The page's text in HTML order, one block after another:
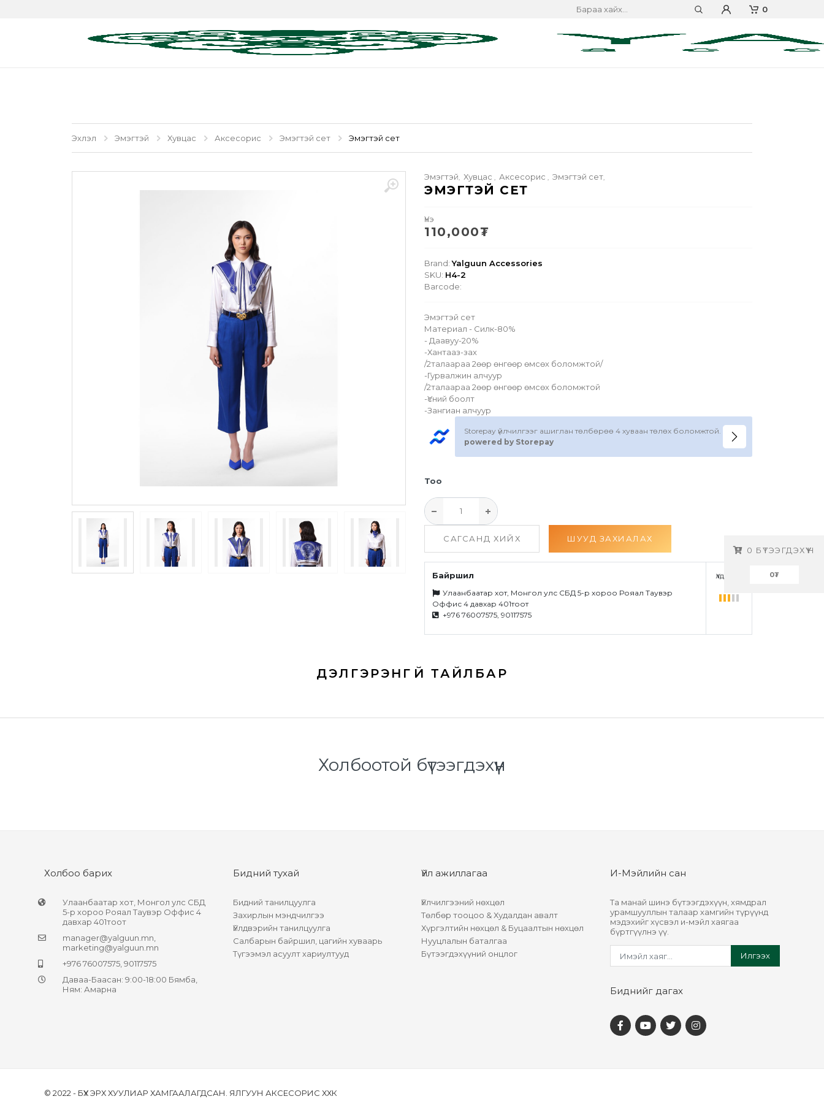
0
Эхлэл Эмэгтэй Хувцас Аксесорис Эмэгтэй сет Эмэгтэй сет
Эмэгтэй, Хувцас , Аксесорис , Эмэгтэй сет,
ЭМЭГТЭЙ СЕТ
Үнэ
110,000₮
Brand: Yalguun Accessories
SKU: H4-2
Barcode:
Эмэгтэй сет
Материал - Силк-80%
- Даавуу-20%
-Хантааз-зах
/2талаараа 2өөр өнгөөр өмсөх боломжтой/
-Гурвалжин алчуур
/2талаараа 2өөр өнгөөр өмсөх боломжтой
-Үсний боолт
-Зангиан алчуур
Storepay үйлчилгээг ашиглан төлбөрөө 4 хуваан төлөх боломжтой.
powered by Storepay
Тоо
САГСАНД ХИЙХ ШУУД ЗАХИАЛАХ
Байршил
Улаанбаатар хот, Монгол улс СБД 5-р хороо Рояал Таувэр
Оффис 4 давхар 401тоот
+976 76007575, 90117575
Үлдэгдэл
Холбоотой бүтээгдэхүүн
Холбоо барих
Улаанбаатар хот, Монгол улс СБД
5-р хороо Рояал Таувэр Оффис 4
давхар 401тоот
manager@yalguun.mn
marketing@yalguun.mn
+976 76007575, 90117575
Даваа-Баасан: 9:00-18:00 Бямба,
Ням: Амарна
Бидний тухай
Бидний танилцуулга
Захирлын мэндчилгээ
Үйлдвэрийн танилцуулга
Салбарын байршил, цагийн хуваарь
Түгээмэл асуулт хариултууд
Үйл ажиллагаа
Үйлчилгээний нөхцөл
Төлбөр тооцоо & Худалдан авалт
Хүргэлтийн нөхцөл & Буцаалтын нөхцөл
Нууцлалын баталгаа
Бүтээгдэхүүний онцлог
И-Мэйлийн сан
Та манай шинэ бүтээгдэхүүн, хямдрал
урамшууллын талаар хамгийн түрүүнд
мэдэхийг хүсвэл и-мэйл хаягаа
бүртгүүлнэ үү.
Илгээх
Биднийг дагах
© 2022 - БҮХ ЭРХ ХУУЛИАР ХАМГААЛАГДСАН. ЯЛГУУН АКСЕСОРИС ХХК
0 БҮТЭЭГДЭХҮҮН
0₮